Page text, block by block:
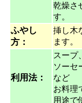
乾燥さ
す。
ふやし
方：
挿し木
ます。
利用法：
スープ
ソーセ
など
お料理
用途で